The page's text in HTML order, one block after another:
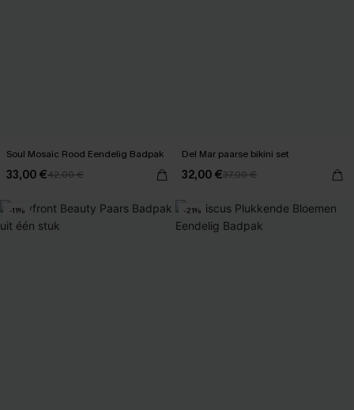
Soul Mosaic Rood Eendelig Badpak
33,00 €42,00 €
Del Mar paarse bikini set
32,00 €37,00 €
-11% -21%